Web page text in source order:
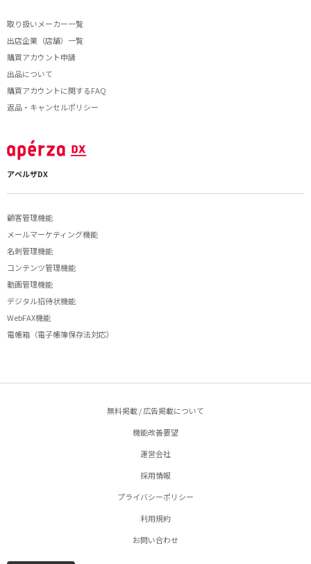
取り扱いメーカー一覧
出店企業（店舗）一覧
購買アカウント申請
出品について
購買アカウントに関するFAQ
返品・キャンセルポリシー
アペルザDX
顧客管理機能
メールマーケティング機能
名刺管理機能
コンテンツ管理機能
動画管理機能
デジタル招待状機能
WebFAX機能
電帳箱（電子帳簿保存法対応）
無料掲載 / 広告掲載について
機能改善要望
運営会社
採用情報
プライバシーポリシー
利用規約
お問い合わせ